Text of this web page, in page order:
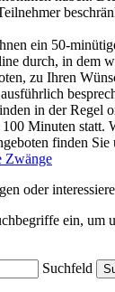
ein 50-
durch, in dem
zu Ihren
in der Regel
Minuten statt.
finden Sie
Zwänge
oder
ein, um
Suchfeld